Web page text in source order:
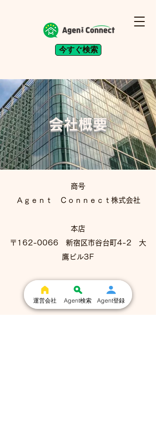
今すぐ検索
会社概要
商号
Ａｇｅｎｔ Ｃｏｎｎｅｃｔ株式会社
本店
​​〒162-0066 新宿区市谷台町4-2 大
鷹ビル3F
設立
令和5年12月5日
運営会社 Agent検索 Agent登録